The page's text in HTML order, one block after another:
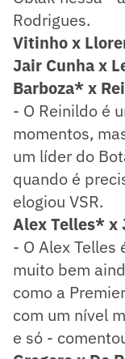
Rodrigues.
Vitinho x
Jair Cunha x
Barboza* x
- O Reinildo é
momentos,
um líder do
quando é
elogiou VSR.
Alex Telles* x
- O Alex Telles
muito bem
como a
com um nível
e só -